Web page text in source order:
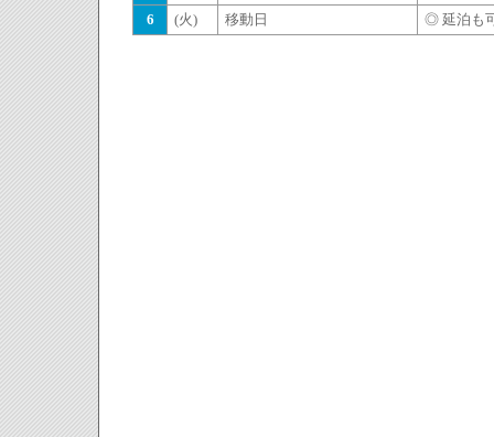
6
(火) 移動日 ◎ 延泊